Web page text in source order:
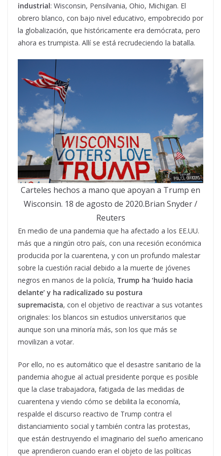
industrial: Wisconsin, Pensilvania, Ohio, Michigan. El
obrero blanco, con bajo nivel educativo, empobrecido por
la globalización, que históricamente era demócrata, pero
ahora es trumpista. Allí se está recrudeciendo la batalla.
Carteles hechos a mano que apoyan a Trump en
Wisconsin. 18 de agosto de 2020.Brian Snyder /
Reuters
En medio de una pandemia que ha afectado a los EE.UU.
más que a ningún otro país, con una recesión económica
producida por la cuarentena, y con un profundo malestar
sobre la cuestión racial debido a la muerte de jóvenes
negros en manos de la policía, Trump ha ‘huido hacia
delante’ y ha radicalizado su postura
supremacista, con el objetivo de reactivar a sus votantes
originales: los blancos sin estudios universitarios que
aunque son una minoría más, son los que más se
movilizan a votar.
Por ello, no es automático que el desastre sanitario de la
pandemia ahogue al actual presidente porque es posible
que la clase trabajadora, fatigada de las medidas de
cuarentena y viendo cómo se debilita la economía,
respalde el discurso reactivo de Trump contra el
distanciamiento social y también contra las protestas,
que están destruyendo el imaginario del sueño americano
que aprendieron cuando eran el objeto de las políticas